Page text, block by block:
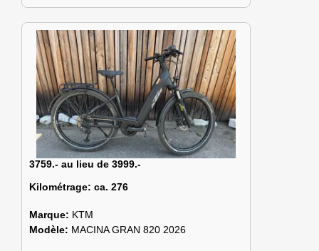
3759.- au lieu de 3999.-
Kilométrage: ca. 276
Marque: KTM
Modèle: MACINA GRAN 820 2026